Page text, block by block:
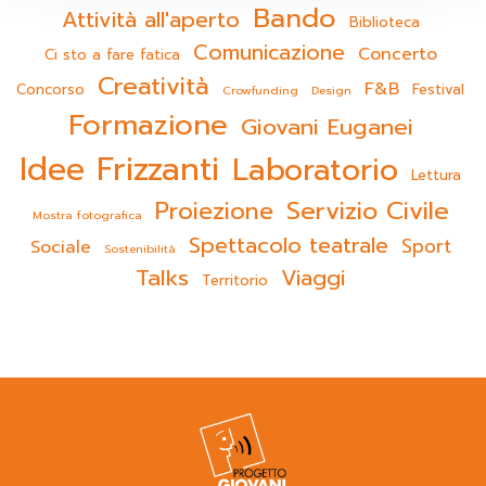
Attività all'aperto Bando
Biblioteca
Ci sto a fare fatica
Comunicazione Concerto
Concorso Creatività Crowfunding Design F&B Festival
Formazione Giovani Euganei
Idee Frizzanti Laboratorio Lettura
Mostra fotografica Proiezione Servizio Civile
Sociale Sostenibilità Spettacolo teatrale Sport
Talks Territorio Viaggi